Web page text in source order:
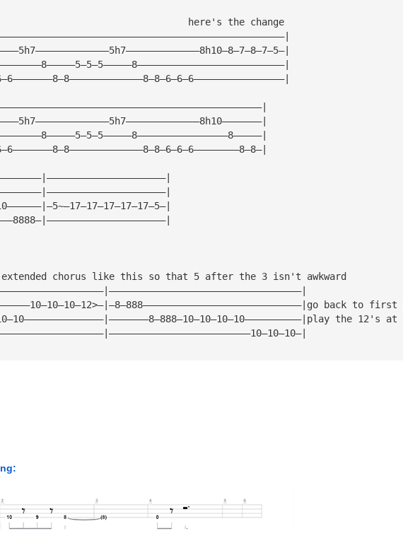
here's the change
extended chorus like this so that 5 after the 3 isn't awkward
back to
the 12's